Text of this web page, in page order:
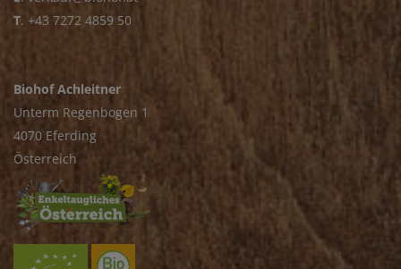
T. +43 7272 4859 50
Biohof Achleitner
Unterm Regenbogen 1
4070 Eferding
Österreich